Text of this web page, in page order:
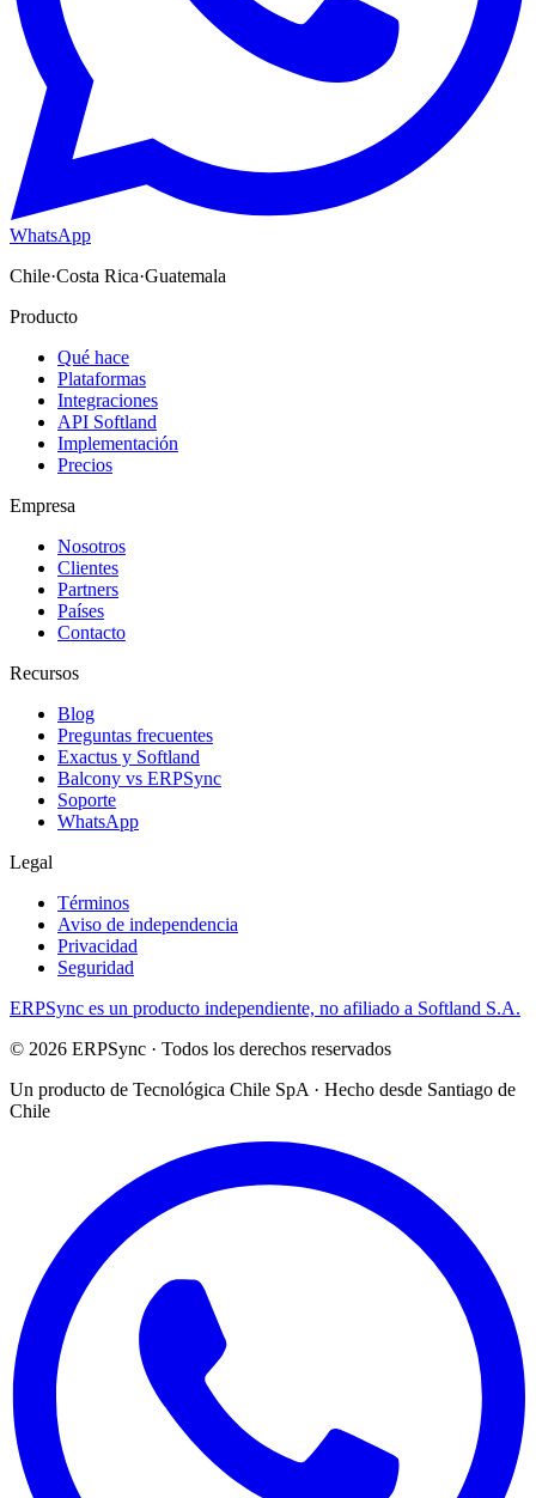
WhatsApp
Chile·Costa Rica·Guatemala
Producto
Qué hace
Plataformas
Integraciones
API Softland
Implementación
Precios
Empresa
Nosotros
Clientes
Partners
Países
Contacto
Recursos
Blog
Preguntas frecuentes
Exactus y Softland
Balcony vs ERPSync
Soporte
WhatsApp
Legal
Términos
Aviso de independencia
Privacidad
Seguridad
ERPSync es un producto independiente, no afiliado a Softland S.A.
© 2026 ERPSync · Todos los derechos reservados
Un producto de Tecnológica Chile SpA · Hecho desde Santiago de
Chile